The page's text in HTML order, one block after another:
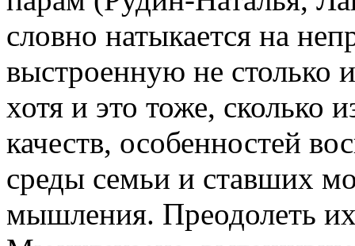
словно натыкается на
выстроенную не столько
хотя и это тоже, сколько
качеств, особенностей
среды семьи и ставших
мышления. Преодолеть